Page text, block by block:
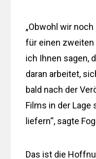
„Obwohl wir
für einen zweiten
ich Ihnen sagen,
daran arbeitet,
bald nach der
Films in der Lage
liefern“, sagte
Das ist die